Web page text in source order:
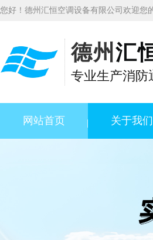
您好！德州汇恒空调设备有限公司欢迎您
德州 汇
专业生产消防
网站首页 关于我们